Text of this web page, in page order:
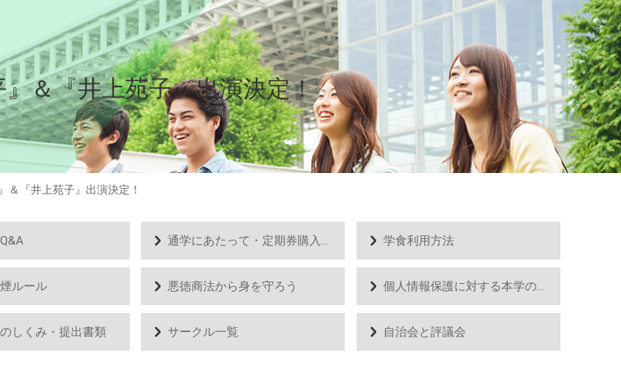
＆『井上苑子』出演決定！
『井上苑子』出演決定！
通学にあたって・定期券購入方法 学食利用方法
ルール 悪徳商法から身を守ろう 個人情報保護に対する本学の取り組み
しくみ・提出書類 サークル一覧 自治会と評議会